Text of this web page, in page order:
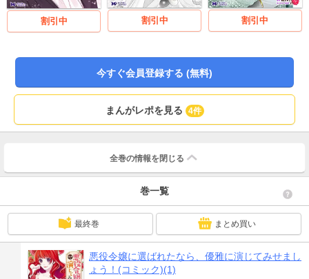
割引中 割引中 割引中
今すぐ会員登録する (無料)
まんがレポを見る 4件
全巻の情報を 閉じる
巻一覧
最終巻 まとめ買い
悪役令嬢に選ばれたなら、優雅に演じてみせまし
ょう！(コミック)(1)